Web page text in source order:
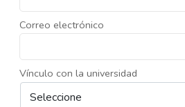
Correo electrónico
Vínculo con la universidad